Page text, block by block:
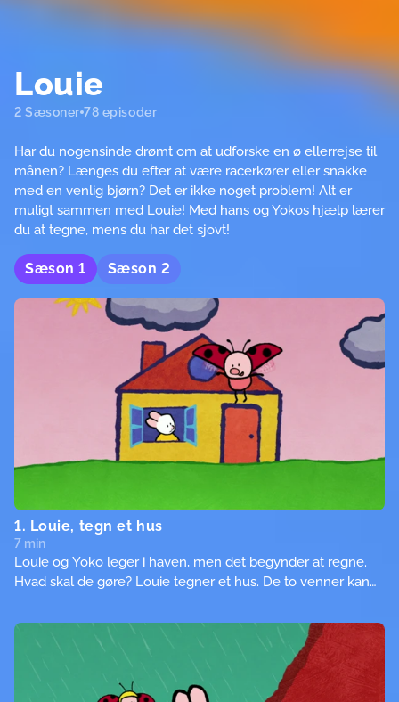
Louie
2 Sæsoner 78 episoder
Har du nogensinde drømt om at udforske en ø ellerrejse til
månen? Længes du efter at være racerkører eller snakke
med en venlig bjørn? Det er ikke noget problem! Alt er
muligt sammen med Louie! Med hans og Yokos hjælp lærer
du at tegne, mens du har det sjovt!
Sæson 1 Sæson 2
1. Louie, tegn et hus
7 min
Louie og Yoko leger i haven, men det begynder at regne.
Hvad skal de gøre? Louie tegner et hus. De to venner kan
haven.